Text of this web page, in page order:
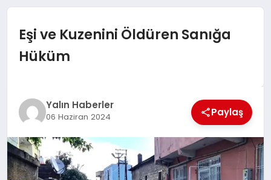
DÜNYA
EKONOMİ
EĞİTİM
TEKNOLOJİ
Eşi ve Kuzenini Öldüren Sanığa
Hüküm
Yalın Haberler
06 Haziran 2024 Paylaş